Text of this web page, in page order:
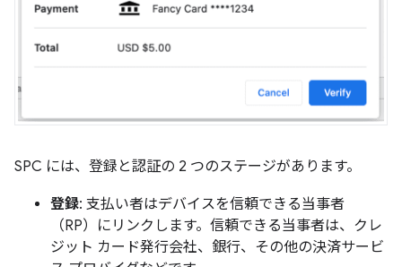
SPC には、登録と認証の 2 つのステージがあります。
登録: 支払い者はデバイスを信頼できる当事者
（RP）にリンクします。信頼できる当事者は、クレ
ジット カード発行会社、銀行、その他の決済サービ